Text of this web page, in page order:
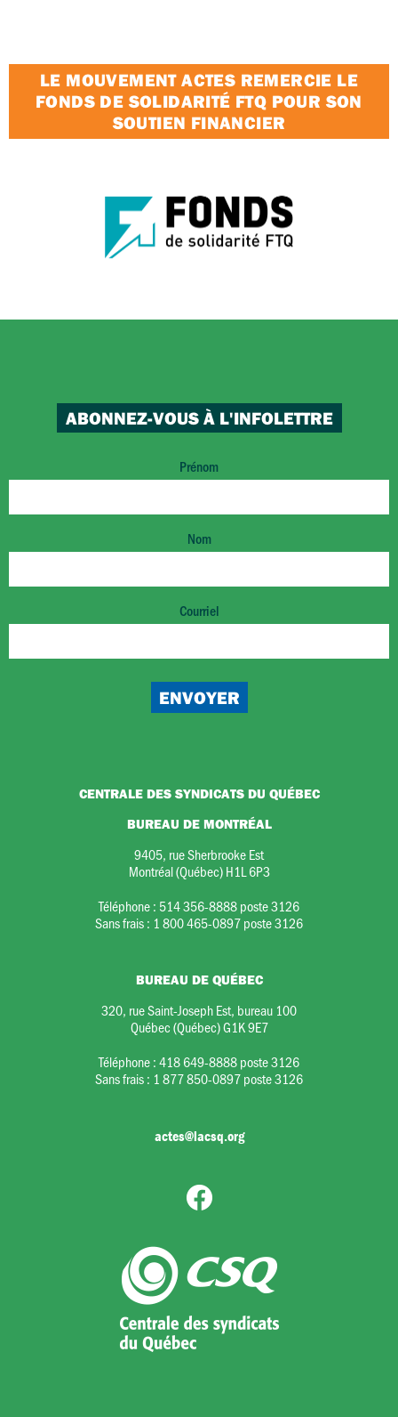
LE MOUVEMENT ACTES REMERCIE LE
FONDS DE SOLIDARITÉ FTQ POUR SON
SOUTIEN FINANCIER
ABONNEZ-VOUS À L'INFOLETTRE
Prénom
Nom
Courriel
CENTRALE DES SYNDICATS DU QUÉBEC
BUREAU DE MONTRÉAL
9405, rue Sherbrooke Est
Montréal (Québec) H1L 6P3
Téléphone : 514 356-8888 poste 3126
Sans frais : 1 800 465-0897 poste 3126
BUREAU DE QUÉBEC
320, rue Saint-Joseph Est, bureau 100
Québec (Québec) G1K 9E7
Téléphone :418 649-8888 poste 3126
Sans frais : 1 877 850-0897 poste 3126
actes@lacsq.org